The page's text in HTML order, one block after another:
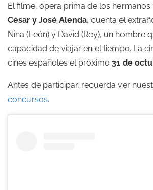
El filme, ópera prima de los hermanos
César y José Alenda, cuenta el
Nina (León) y David (Rey), un hombre
capacidad de viajar en el tiempo. La
cines españoles el próximo 31 de
Antes de participar, recuerda ver
concursos.